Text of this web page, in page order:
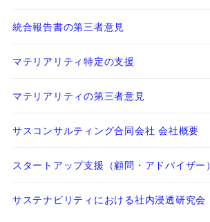
統合報告書の第三者意見
マテリアリティ特定の支援
マテリアリティの第三者意見
サスコンサルティング合同会社 会社概要
スタートアップ支援（顧問・アドバイザー）
サステナビリティにおける社内浸透研究会